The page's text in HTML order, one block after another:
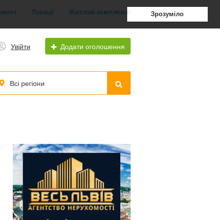
Зрозуміло
Локації Житлові комплекси
Увійти Додати оголошення
Всі регіони